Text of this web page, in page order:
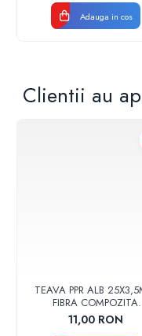
Adauga in cos
Clientii au
TEAVA PPR ALB
FIBRA COMPOZITA
10033025004
VALDUOTHERM
11,00 RON